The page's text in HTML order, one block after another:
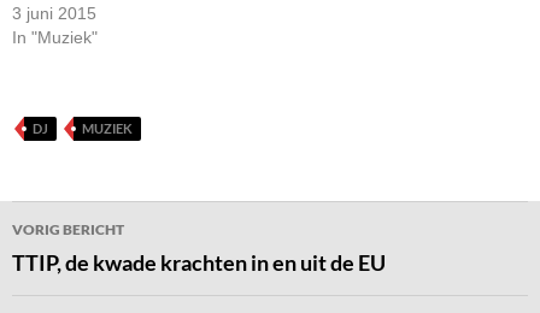
3 juni 2015
In "Muziek"
DJ MUZIEK
Bericht
navigatie
VORIG BERICHT
TTIP, de kwade krachten in en uit de EU